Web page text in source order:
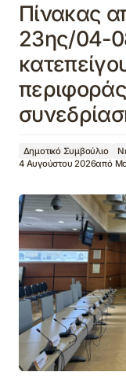
Πίνακας
23ης/04-
Δημοτικό Συμβούλιο
4 Αυγούστου 2026από